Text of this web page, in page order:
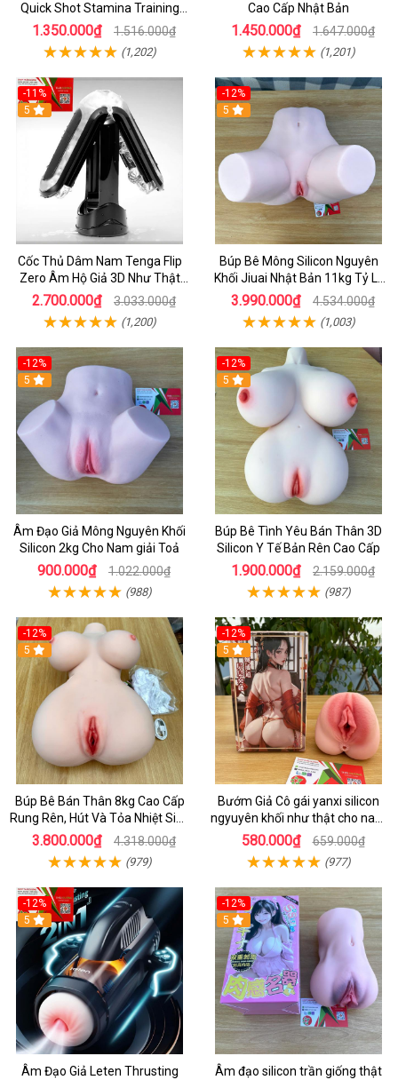
Quick Shot Stamina Training
Lady & Butt Chính Hãng
1.350.000₫ 1.516.000₫
(1,202)
Cao Cấp Nhật Bản
1.450.000₫ 1.647.000₫
(1,201)
-11%
5
Cốc Thủ Dâm Nam Tenga Flip
Zero Âm Hộ Giả 3D Như Thật
Cao Cấp
2.700.000₫ 3.033.000₫
(1,200)
-12%
5
Búp Bê Mông Silicon Nguyên
Khối Jiuai Nhật Bản 11kg Tỷ Lệ
1:1 Siêu Thật
3.990.000₫ 4.534.000₫
(1,003)
-12%
5
Âm Đạo Giả Mông Nguyên Khối
Silicon 2kg Cho Nam giải Toả
900.000₫ 1.022.000₫
(988)
-12%
5
Búp Bê Tình Yêu Bán Thân 3D
Silicon Y Tế Bản Rên Cao Cấp
1.900.000₫ 2.159.000₫
(987)
-12%
5
Búp Bê Bán Thân 8kg Cao Cấp
Rung Rên, Hút Và Tỏa Nhiệt Siêu
Thật
3.800.000₫ 4.318.000₫
(979)
-12%
5
Bướm Giả Cô gái yanxi silicon
ngyuyên khối như thật cho nam
thủ dâm 620g
580.000₫ 659.000₫
(977)
-12%
5
Âm Đạo Giả Leten Thrusting
-12%
5
Âm đạo silicon trần giống thật